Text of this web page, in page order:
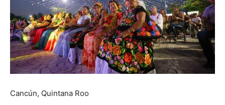
Cancún, Quintana Roo